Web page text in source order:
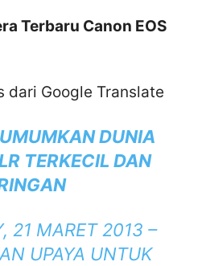
Terbaru Canon EOS
dari Google Translate
DUNIA
TERKECIL DAN
21 MARET 2013 –
UPAYA UNTUK